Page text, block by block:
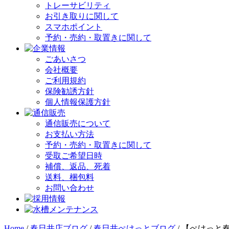
トレーサビリティ
お引き取りに関して
スマホポイント
予約・売約・取置きに関して
ごあいさつ
会社概要
ご利用規約
保険勧誘方針
個人情報保護方針
通信販売について
お支払い方法
予約・売約・取置きに関して
受取ご希望日時
補償、返品、死着
送料、梱包料
お問い合わせ